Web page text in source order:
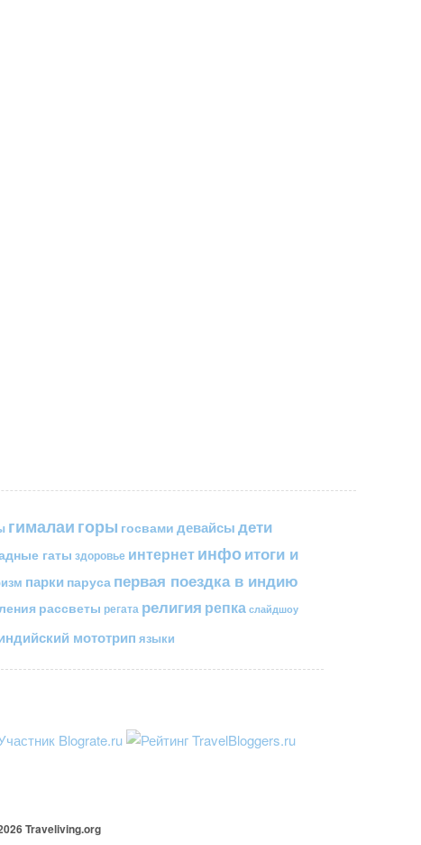
гималаи горы госвами девайсы дети
гаты здоровье интернетинфоитоги и
парки паруса первая поездка в индию
рассветы регата религия репка слайдшоу
мототрип языки
Traveliving.org